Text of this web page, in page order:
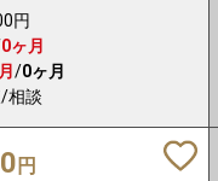
円
0ヶ月
/0ヶ月
相談
円